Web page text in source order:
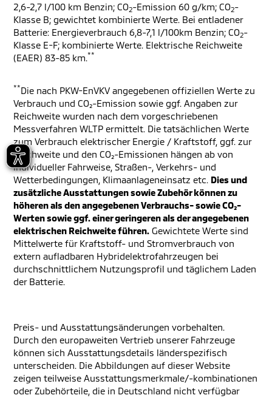
2,6-2,7 l/100 km Benzin; CO2-Emission 60 g/km; CO2-
Klasse B; gewichtet kombinierte Werte. Bei entladener
Batterie: Energieverbrauch 6,8-7,1 l/100km Benzin; CO2-
Klasse E-F; kombinierte Werte. Elektrische Reichweite
(EAER) 83-85 km.**
**Die nach PKW-EnVKV angegebenen offiziellen Werte zu
Verbrauch und CO₂-Emission sowie ggf. Angaben zur
Reichweite wurden nach dem vorgeschriebenen
Messverfahren WLTP ermittelt. Die tatsächlichen Werte
zum Verbrauch elektrischer Energie / Kraftstoff, ggf. zur
Reichweite und den CO₂-Emissionen hängen ab von
individueller Fahrweise, Straßen-, Verkehrs- und
Wetterbedingungen, Klimaanlageneinsatz etc. Dies und
zusätzliche Ausstattungen sowie Zubehör können zu
höheren als den angegebenen Verbrauchs- sowie CO₂-
Werten sowie ggf. einer geringeren als der angegebenen
elektrischen Reichweite führen. Gewichtete Werte sind
Mittelwerte für Kraftstoff- und Stromverbrauch von
extern aufladbaren Hybridelektrofahrzeugen bei
durchschnittlichem Nutzungsprofil und täglichem Laden
der Batterie.
Preis- und Ausstattungsänderungen vorbehalten.
Durch den europaweiten Vertrieb unserer Fahrzeuge
können sich Ausstattungsdetails länderspezifisch
unterscheiden. Die Abbildungen auf dieser Website
zeigen teilweise Ausstattungsmerkmale/-kombinationen
oder Zubehörteile, die in Deutschland nicht verfügbar